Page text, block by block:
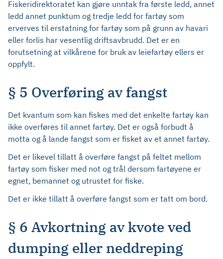
Fiskeridirektoratet kan gjøre unntak fra første ledd, annet
ledd annet punktum og tredje ledd for fartøy som
erverves til erstatning for fartøy som på grunn av havari
eller forlis har vesentlig driftsavbrudd. Det er en
forutsetning at vilkårene for bruk av leiefartøy ellers er
oppfylt.
§ 5 Overføring av fangst
Det kvantum som kan fiskes med det enkelte fartøy kan
ikke overføres til annet fartøy. Det er også forbudt å
motta og å lande fangst som er fisket av et annet fartøy.
Det er likevel tillatt å overføre fangst på feltet mellom
fartøy som fisker med not og trål dersom fartøyene er
egnet, bemannet og utrustet for fiske.
Det er ikke tillatt å overføre fangst som er tatt om bord.
§ 6 Avkortning av kvote ved
dumping eller neddreping